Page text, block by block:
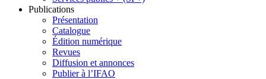
Publications
Présentation
Catalogue
Édition numérique
Revues
Diffusion et annonces
Publier à l’IFAO